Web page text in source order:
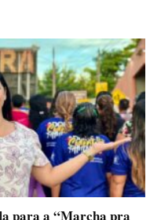
para a “Marcha pra